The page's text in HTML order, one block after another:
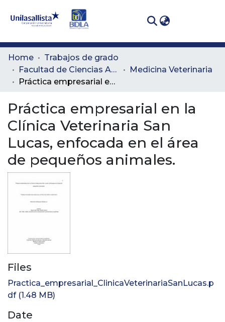
Communities
& Collections
Statistics
Home
Trabajos de grado
Facultad de Ciencias Administrativas y Agropecuarias
Medicina Veterinaria
Práctica empresarial en la Clínica Veterinaria San Lucas, enfocada en el área de pequeños animales.
Práctica empresarial en la
Clínica Veterinaria San
Lucas, enfocada en el área
de pequeños animales.
Files
Practica_empresarial_ClinicaVeterinariaSanLucas.p
df(1.48 MB)
Date